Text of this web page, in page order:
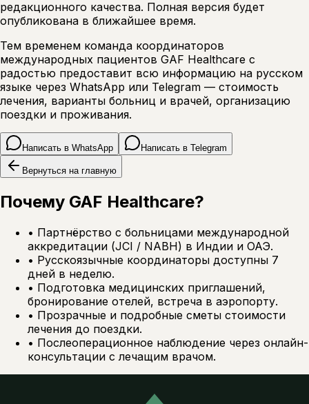
редакционного качества. Полная версия будет
опубликована в ближайшее время.
Тем временем команда координаторов
международных пациентов GAF Healthcare с
радостью предоставит всю информацию на русском
языке через WhatsApp или Telegram — стоимость
лечения, варианты больниц и врачей, организацию
поездки и проживания.
Написать в WhatsApp Написать в Telegram
Вернуться на главную
Почему GAF Healthcare?
• Партнёрство с больницами международной
аккредитации (JCI / NABH) в Индии и ОАЭ.
• Русскоязычные координаторы доступны 7
дней в неделю.
• Подготовка медицинских приглашений,
бронирование отелей, встреча в аэропорту.
• Прозрачные и подробные сметы стоимости
лечения до поездки.
• Послеоперационное наблюдение через онлайн-
консультации с лечащим врачом.